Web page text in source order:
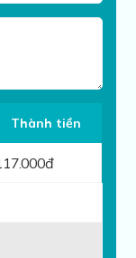
Thành tiền
đ